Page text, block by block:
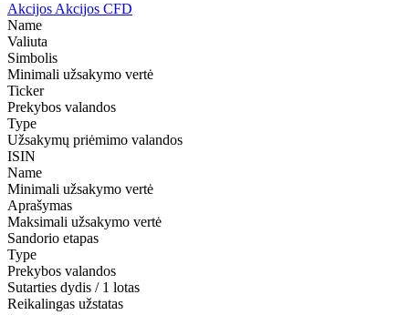
Akcijos Akcijos CFD
Name
Valiuta
Simbolis
Minimali užsakymo vertė
Ticker
Prekybos valandos
Type
Užsakymų priėmimo valandos
ISIN
Name
Minimali užsakymo vertė
Aprašymas
Maksimali užsakymo vertė
Sandorio etapas
Type
Prekybos valandos
Sutarties dydis / 1 lotas
Reikalingas užstatas